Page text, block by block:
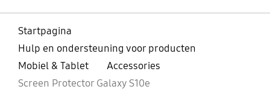
Startpagina
Hulp en ondersteuning voor producten
Mobiel & Tablet
Accessories
Screen Protector Galaxy S10e